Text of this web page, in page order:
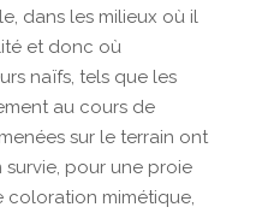
dans les milieux où il
et donc où
naïfs, tels que les
au cours de
sur le terrain ont
survie, pour une proie
coloration mimétique,